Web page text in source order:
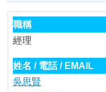
經理
吳思賢